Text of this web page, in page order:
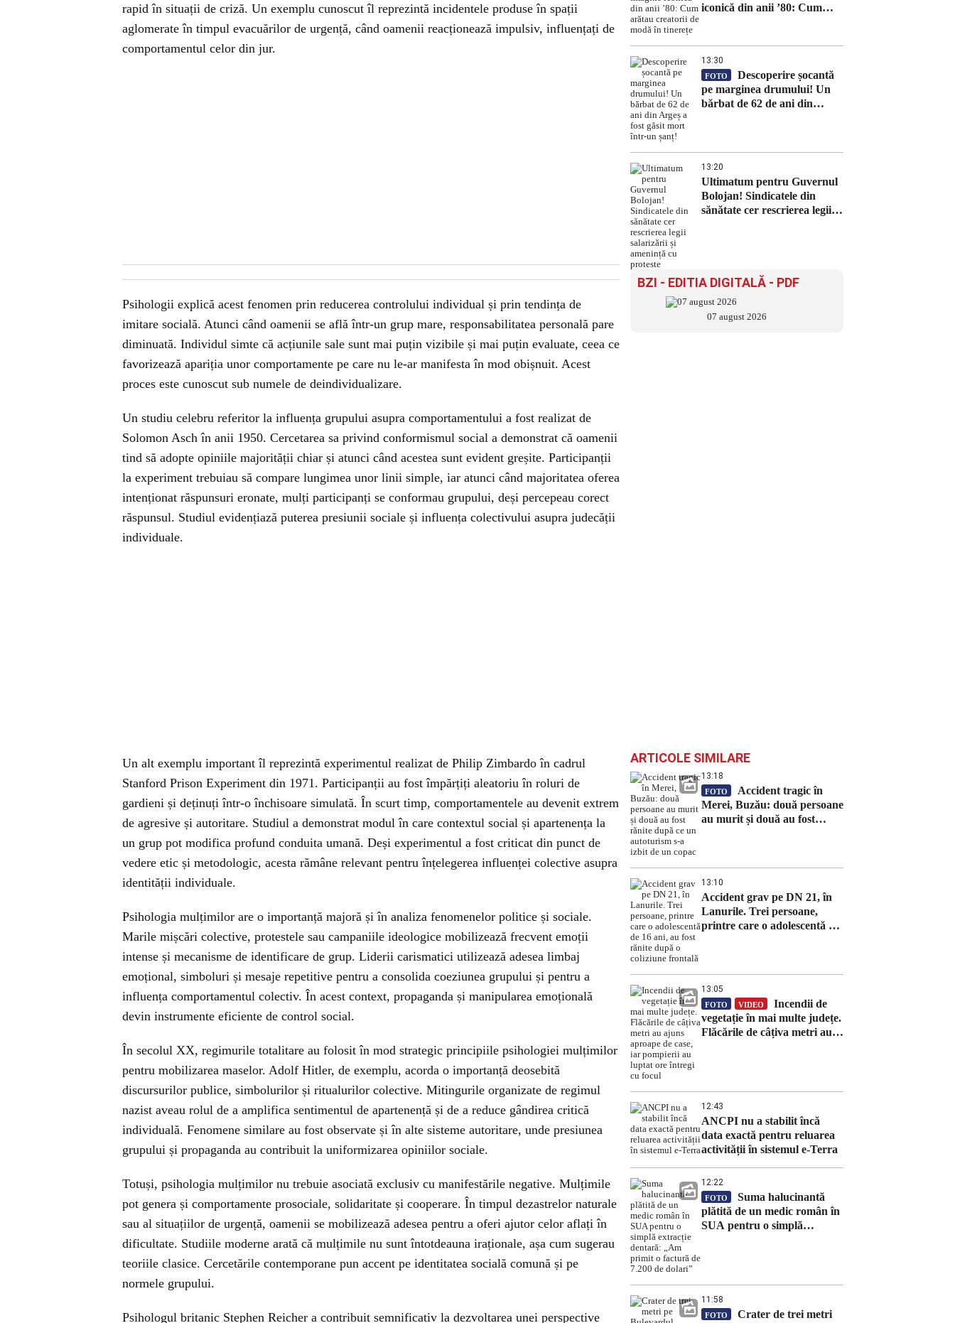
rapid în situații de criză. Un exemplu cunoscut îl reprezintă incidentele produse în spații
aglomerate în timpul evacuărilor de urgență, când oamenii reacționează impulsiv, influențați de
comportamentul celor din jur.
Psihologii explică acest fenomen prin reducerea controlului individual și prin tendința de
imitare socială. Atunci când oamenii se află într-un grup mare, responsabilitatea personală pare
diminuată. Individul simte că acțiunile sale sunt mai puțin vizibile și mai puțin evaluate, ceea ce
favorizează apariția unor comportamente pe care nu le-ar manifesta în mod obișnuit. Acest
proces este cunoscut sub numele de deindividualizare.
Un studiu celebru referitor la influența grupului asupra comportamentului a fost realizat de
Solomon Asch în anii 1950. Cercetarea sa privind conformismul social a demonstrat că oamenii
tind să adopte opiniile majorității chiar și atunci când acestea sunt evident greșite. Participanții
la experiment trebuiau să compare lungimea unor linii simple, iar atunci când majoritatea oferea
intenționat răspunsuri eronate, mulți participanți se conformau grupului, deși percepeau corect
răspunsul. Studiul evidențiază puterea presiunii sociale și influența colectivului asupra judecății
individuale.
Un alt exemplu important îl reprezintă experimentul realizat de Philip Zimbardo în cadrul
Stanford Prison Experiment din 1971. Participanții au fost împărțiți aleatoriu în roluri de
gardieni și deținuți într-o închisoare simulată. În scurt timp, comportamentele au devenit extrem
de agresive și autoritare. Studiul a demonstrat modul în care contextul social și apartenența la
un grup pot modifica profund conduita umană. Deși experimentul a fost criticat din punct de
vedere etic și metodologic, acesta rămâne relevant pentru înțelegerea influenței colective asupra
identității individuale.
Psihologia mulțimilor are o importanță majoră și în analiza fenomenelor politice și sociale.
Marile mișcări colective, protestele sau campaniile ideologice mobilizează frecvent emoții
intense și mecanisme de identificare de grup. Liderii carismatici utilizează adesea limbaj
emoțional, simboluri și mesaje repetitive pentru a consolida coeziunea grupului și pentru a
influența comportamentul colectiv. În acest context, propaganda și manipularea emoțională
devin instrumente eficiente de control social.
În secolul XX, regimurile totalitare au folosit în mod strategic principiile psihologiei mulțimilor
pentru mobilizarea maselor. Adolf Hitler, de exemplu, acorda o importanță deosebită
discursurilor publice, simbolurilor și ritualurilor colective. Mitingurile organizate de regimul
nazist aveau rolul de a amplifica sentimentul de apartenență și de a reduce gândirea critică
individuală. Fenomene similare au fost observate și în alte sisteme autoritare, unde presiunea
grupului și propaganda au contribuit la uniformizarea opiniilor sociale.
Totuși, psihologia mulțimilor nu trebuie asociată exclusiv cu manifestările negative. Mulțimile
pot genera și comportamente prosociale, solidaritate și cooperare. În timpul dezastrelor naturale
sau al situațiilor de urgență, oamenii se mobilizează adesea pentru a oferi ajutor celor aflați în
dificultate. Studiile moderne arată că mulțimile nu sunt întotdeauna iraționale, așa cum sugerau
teoriile clasice. Cercetările contemporane pun accent pe identitatea socială comună și pe
normele grupului.
Psihologul britanic Stephen Reicher a contribuit semnificativ la dezvoltarea unei perspective
iconică din anii ’80: Cum
13:30
FOTO
Descoperire șocantă
pe marginea drumului! Un
bărbat de 62 de ani din
13:20
Ultimatum pentru Guvernul
Bolojan! Sindicatele din
sănătate cer rescrierea legii
BZI - EDITIA DIGITALĂ - PDF
07 august 2026
ARTICOLE SIMILARE
13:18
FOTO
Accident tragic în
Merei, Buzău: două persoane
au murit și două au fost
13:10
Accident grav pe DN 21, în
Lanurile. Trei persoane,
printre care o adolescentă de
13:05
FOTO VIDEO
Incendii de
vegetație în mai multe județe.
Flăcările de câțiva metri au
12:43
ANCPI nu a stabilit încă
data exactă pentru reluarea
activității în sistemul e-Terra
12:22
FOTO
Suma halucinantă
plătită de un medic român în
SUA pentru o simplă
11:58
FOTO
Crater de trei metri